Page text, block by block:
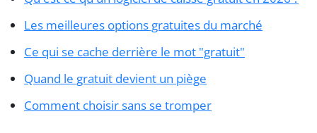
Les meilleures options gratuites du marché
Ce qui se cache derrière le mot "gratuit"
Quand le gratuit devient un piège
Comment choisir sans se tromper